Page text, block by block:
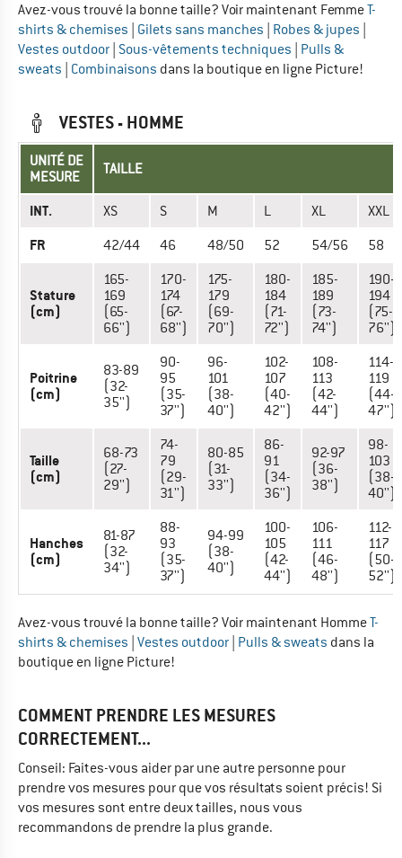
Avez-vous trouvé la bonne taille? Voir maintenant FemmeT-
shirts & chemises Gilets sans manches Robes & jupes
Vestes outdoor Sous-vêtements techniques Pulls &
sweats Combinaisons dans la boutique en ligne Picture!
VESTES - HOMME
UNITÉ DE
MESURE
TAILLE
INT. XS S M L XL XXL
FR 42/44 46 48/50 52 54/56 58
Stature
(cm)
165-
169
(65-
66'')
170-
174
(67-
68'')
175-
179
(69-
70'')
180-
184
(71-
72'')
185-
189
(73-
74'')
190-
194
(75-
76'')
Poitrine
(cm)
83-89
(32-
35'')
90-
95
(35-
37'')
96-
101
(38-
40'')
102-
107
(40-
42'')
108-
113
(42-
44'')
114-
119
(44-
47'')
Taille
(cm)
68-73
(27-
29'')
74-
79
(29-
31'')
80-85
(31-
33'')
86-
91
(34-
36'')
92-97
(36-
38'')
98-
103
(38-
40'')
Hanches
(cm)
81-87
(32-
34'')
88-
93
(35-
37'')
94-99
(38-
40'')
100-
105
(42-
44'')
106-
111
(46-
48'')
112-
117
(50-
52'')
Avez-vous trouvé la bonne taille? Voir maintenant HommeT-
shirts & chemises Vestes outdoor Pulls & sweats dans la
boutique en ligne Picture!
COMMENT PRENDRE LES MESURES
CORRECTEMENT...
Conseil: Faites-vous aider par une autre personne pour
prendre vos mesures pour que vos résultats soient précis! Si
vos mesures sont entre deux tailles, nous vous
recommandons de prendre la plus grande.